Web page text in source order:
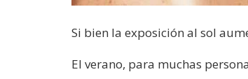
Si bien la exposición al sol
El verano, para muchas